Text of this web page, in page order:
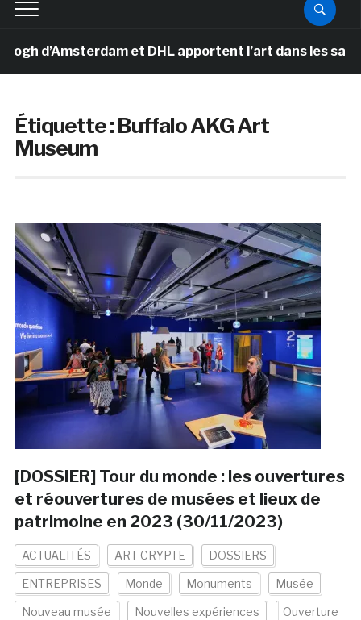
d’Amsterdam et DHL apportent l’art dans les salles
Étiquette :Buffalo AKG Art
Museum
[DOSSIER] Tour du monde : les ouvertures
et réouvertures de musées et lieux de
patrimoine en 2023 (30/11/2023)
ACTUALITÉS ART CRYPTE DOSSIERS
ENTREPRISES Monde Monuments Musée
Nouveau musée Nouvelles expériences Ouverture